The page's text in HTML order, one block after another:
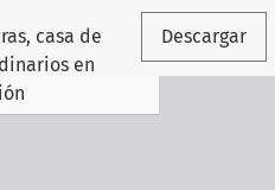
artículo
casa de
en
Descargar